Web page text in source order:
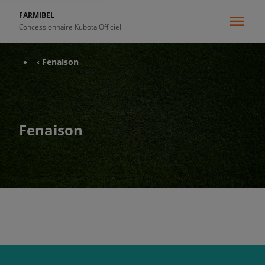
FARMIBEL
Concessionnaire Kubota Officiel
‹ Fenaison
Fenaison